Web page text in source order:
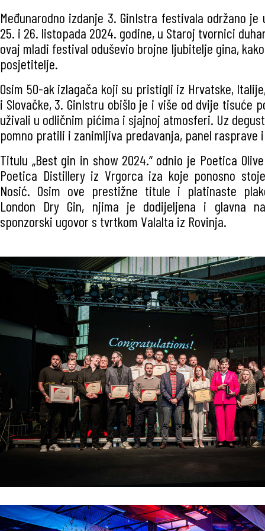
Međunarodno izdanje 3. GinIstra festivala održano
25. i 26. listopada 2024. godine, u Staroj tvornici
ovaj mladi festival oduševio brojne ljubitelje gina,
posjetitelje.
Osim 50-ak izlagača koji su pristigli iz Hrvatske,
i Slovačke, 3. GinIstru obišlo je i više od dvije tisuće
uživali u odličnim pićima i sjajnoj atmosferi. Uz
pomno pratili i zanimljiva predavanja, panel rasprave
Titulu „Best gin in show 2024.“ odnio je Poetica
Poetica Distillery iz Vrgorca iza koje ponosno
Nosić. Osim ove prestižne titule i platinaste
London Dry Gin, njima je dodijeljena i glavna
sponzorski ugovor s tvrtkom Valalta iz Rovinja.